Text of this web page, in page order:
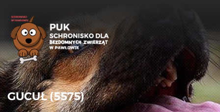
GUCUŁ (5575)